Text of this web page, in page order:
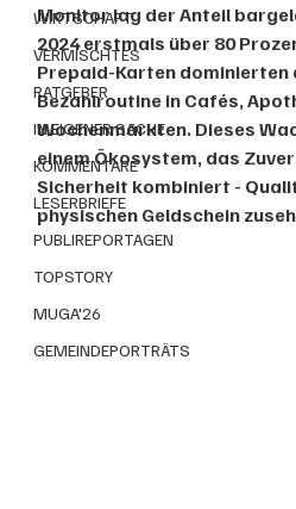
WIRTSCHAFT
VERMISCHTES
RATGEBER
IN EIGENER SACHE
KOMMENTARE
LESERBRIEFE
PUBLIREPORTAGEN
TOPSTORY
MUGA'26
GEMEINDEPORTRÄTS
Monitor lag der Anteil
2024 erstmals über 80
Prepaid-Karten dominierten
Bezahlroutine in Cafés,
Wochenmärkten. Dieses
einem Ökosystem, das
Sicherheit kombiniert -
physischen Geldschein